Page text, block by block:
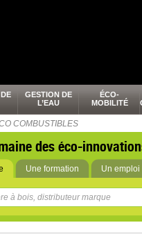
GESTION DE
L’EAU
ÉCO-
MOBILITÉ
COMBUSTIBLES
des éco-
Une formation Un emploi